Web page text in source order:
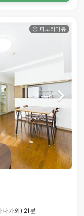
나가와) 21분